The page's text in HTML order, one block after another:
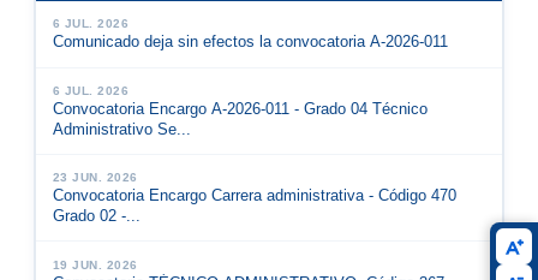
6 JUL. 2026
Comunicado deja sin efectos la convocatoria A-2026-011
6 JUL. 2026
Convocatoria Encargo A-2026-011 - Grado 04 Técnico
Administrativo Se...
23 JUN. 2026
Convocatoria Encargo Carrera administrativa - Código 470
Grado 02 -...
19 JUN. 2026